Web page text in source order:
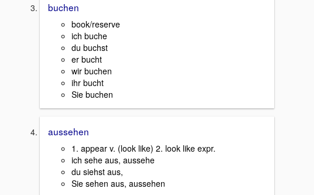
buchen
book/reserve
ich buche
du buchst
er bucht
wir buchen
ihr bucht
Sie buchen
aussehen
1. appear v. (look like) 2. look like expr.
ich sehe aus, aussehe
du siehst aus,
Sie sehen aus, aussehen